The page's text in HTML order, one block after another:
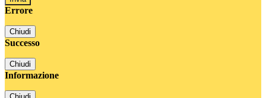
Errore
Chiudi
Successo
Chiudi
Informazione